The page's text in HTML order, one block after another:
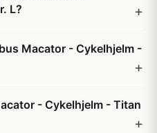
L?
Macator - Cykelhjelm -
- Cykelhjelm - Titan